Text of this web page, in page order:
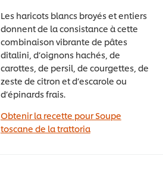
Les haricots blancs broyés et entiers
donnent de la consistance à cette
combinaison vibrante de pâtes
ditalini, d’oignons hachés, de
carottes, de persil, de courgettes, de
zeste de citron et d’escarole ou
d’épinards frais.
Obtenir la recette pour Soupe
toscane de la trattoria